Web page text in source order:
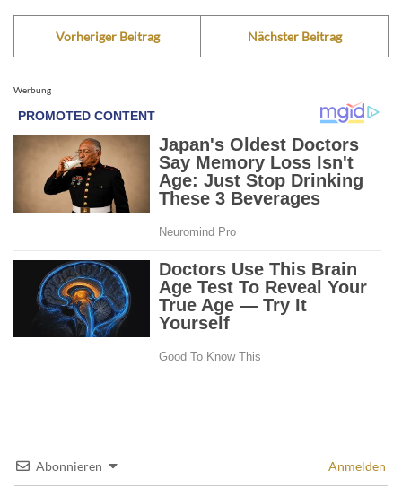
Vorheriger Beitrag Nächster Beitrag
Werbung
Abonnieren Anmelden